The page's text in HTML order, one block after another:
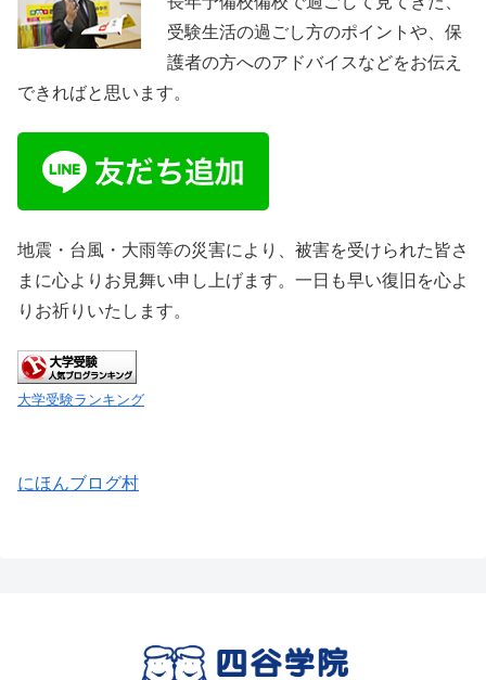
受験生活の過ごし方のポイントや、保
護者の方へのアドバイスなどをお伝え
できればと思います。
地震・台風・大雨等の災害により、被害を受けられた皆さ
まに心よりお見舞い申し上げます。一日も早い復旧を心よ
りお祈りいたします。
大学受験ランキング
にほんブログ村